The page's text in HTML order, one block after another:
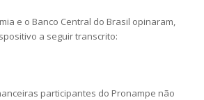
e o Banco Central do Brasil opinaram,
a seguir transcrito:
participantes do Pronampe não